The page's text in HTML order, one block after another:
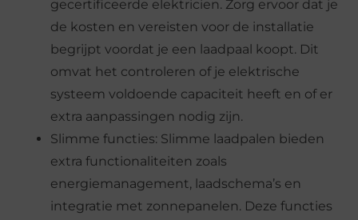
gecertificeerde elektricien. Zorg ervoor dat je
de kosten en vereisten voor de installatie
begrijpt voordat je een laadpaal koopt. Dit
omvat het controleren of je elektrische
systeem voldoende capaciteit heeft en of er
extra aanpassingen nodig zijn.
Slimme functies: Slimme laadpalen bieden
extra functionaliteiten zoals
energiemanagement, laadschema’s en
integratie met zonnepanelen. Deze functies